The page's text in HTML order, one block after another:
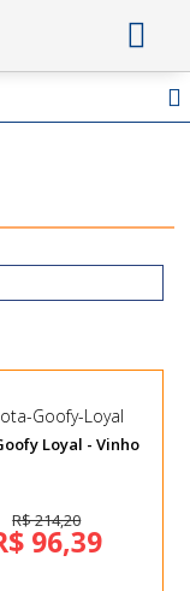
Loyal - Vinho
R$ 214,20
96,39